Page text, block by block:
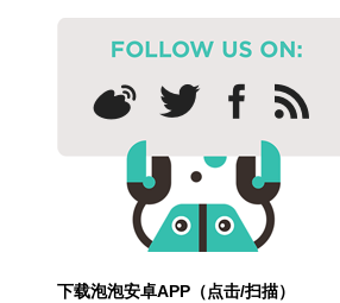
下载泡泡安卓APP（点击/扫描）